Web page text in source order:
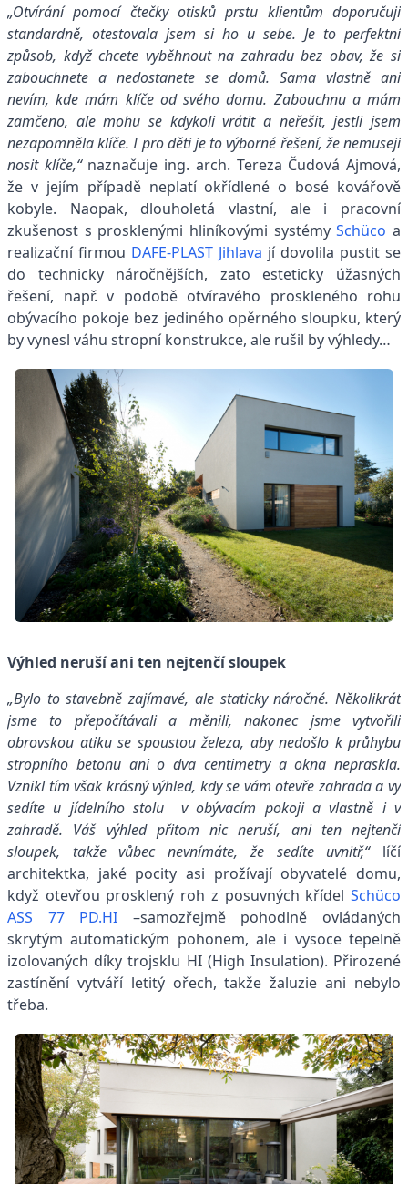
„Otvírání pomocí čtečky otisků prstu klientům doporučuji
standardně, otestovala jsem si ho u sebe. Je to perfektní
způsob, když chcete vyběhnout na zahradu bez obav, že si
zabouchnete a nedostanete se domů. Sama vlastně ani
nevím, kde mám klíče od svého domu. Zabouchnu a mám
zamčeno, ale mohu se kdykoli vrátit a neřešit, jestli jsem
nezapomněla klíče. I pro děti je to výborné řešení, že nemusejí
nosit klíče,“naznačuje ing. arch. Tereza Čudová Ajmová,
že v jejím případě neplatí okřídlené o bosé kovářově
kobyle. Naopak, dlouholetá vlastní, ale i pracovní
zkušenost s prosklenými hliníkovými systémySchüco a
realizační firmou DAFE-PLAST Jihlava jí dovolila pustit se
do technicky náročnějších, zato esteticky úžasných
řešení, např. v podobě otvíravého proskleného rohu
obývacího pokoje bez jediného opěrného sloupku, který
by vynesl váhu stropní konstrukce, ale rušil by výhledy…
Výhled neruší ani ten nejtenčí sloupek
„Bylo to stavebně zajímavé, ale staticky náročné. Několikrát
jsme to přepočítávali a měnili, nakonec jsme vytvořili
obrovskou atiku se spoustou železa, aby nedošlo k průhybu
stropního betonu ani o dva centimetry a okna nepraskla.
Vznikl tím však krásný výhled, kdy se vám otevře zahrada a vy
sedíte u jídelního stolu v obývacím pokoji a vlastně i v
zahradě. Váš výhled přitom nic neruší, ani ten nejtenčí
sloupek, takže vůbec nevnímáte, že sedíte uvnitř,“ líčí
architektka, jaké pocity asi prožívají obyvatelé domu,
když otevřou prosklený roh z posuvných křídel Schüco
ASS 77 PD.HI –samozřejmě pohodlně ovládaných
skrytým automatickým pohonem, ale i vysoce tepelně
izolovaných díky trojsklu HI (High Insulation). Přirozené
zastínění vytváří letitý ořech, takže žaluzie ani nebylo
třeba.